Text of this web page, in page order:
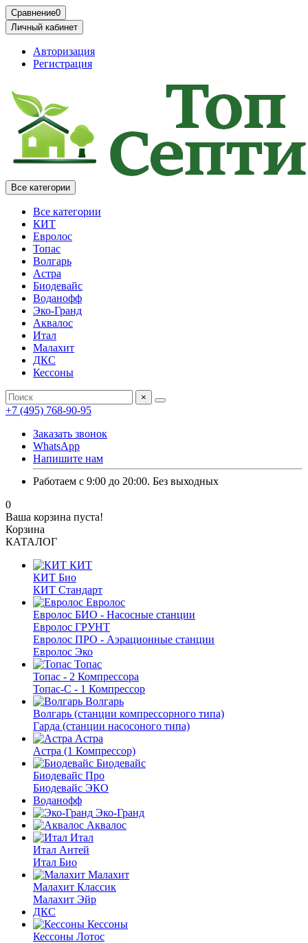
Сравнение0
Личный кабинет
Авторизация
Регистрация
Все категории
Все категории
КИТ
Евролос
Топас
Волгарь
Астра
Биодевайс
Воданофф
Эко-Гранд
Аквалос
Итал
Малахит
ДКС
Кессоны
×
+7 (495) 768-90-95
Заказать звонок
WhatsApp
Напишите нам
Работаем с 9:00 до 20:00. Без выходных
0
Ваша корзина пуста!
Корзина
КАТАЛОГ
КИТ
КИТ Био
КИТ Стандарт
Евролос
Евролос БИО - Насосные станции
Евролос ГРУНТ
Евролос ПРО - Аэрационные станции
Евролос Эко
Топас
Топас - 2 Компрессора
Топас-С - 1 Компрессор
Волгарь
Волгарь (станции компрессорного типа)
Гарда (станции насосоного типа)
Астра
Астра (1 Компрессор)
Биодевайс
Биодевайс Про
Биодевайс ЭКО
Воданофф
Эко-Гранд
Аквалос
Итал
Итал Антей
Итал Био
Малахит
Малахит Классик
Малахит Эйр
ДКС
Кессоны
Кессоны Лотос